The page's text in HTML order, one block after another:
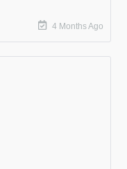
4 Months Ago